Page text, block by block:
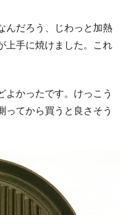
んだろう、じわっと加熱
上手に焼けました。これ
よかったです。けっこう
ってから買うと良さそう